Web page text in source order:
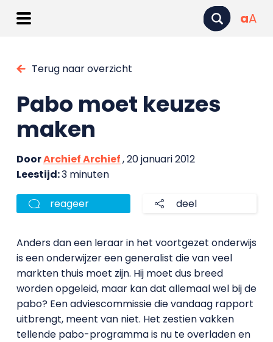
aA
Terug naar overzicht
Pabo moet keuzes
maken
DoorArchief Archief, 20 januari 2012
Leestijd:3 minuten
reageer deel
Anders dan een leraar in het voortgezet onderwijs
is een onderwijzer een generalist die van veel
markten thuis moet zijn. Hij moet dus breed
worden opgeleid, maar kan dat allemaal wel bij de
pabo? Een adviescommissie die vandaag rapport
uitbrengt, meent van niet. Het zestien vakken
tellende pabo-programma is nu te overladen en